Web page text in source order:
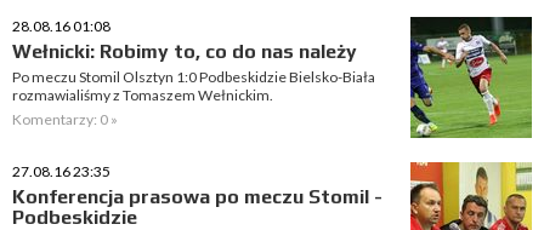
28.08.16 01:08
Wełnicki: Robimy to, co do nas należy
Po meczu Stomil Olsztyn 1:0 Podbeskidzie Bielsko-Biała
rozmawialiśmy z Tomaszem Wełnickim.
Komentarzy: 0 »
27.08.16 23:35
Konferencja prasowa po meczu Stomil -
Podbeskidzie